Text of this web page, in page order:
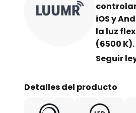
iOS y
la luz
(6500
control
LUUMR.
Seguir
Detalles del producto